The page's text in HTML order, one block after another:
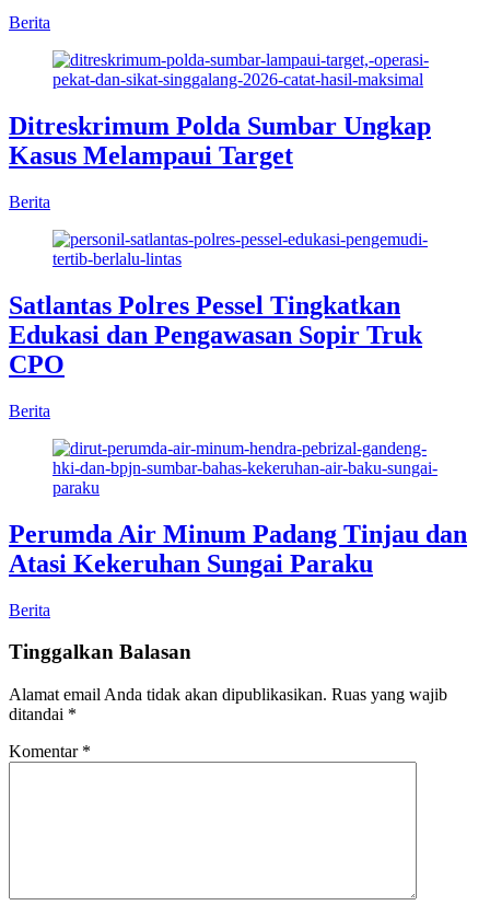
Berita
Ditreskrimum Polda Sumbar Ungkap
Kasus Melampaui Target
Berita
Satlantas Polres Pessel Tingkatkan
Edukasi dan Pengawasan Sopir Truk
CPO
Berita
Perumda Air Minum Padang Tinjau dan
Atasi Kekeruhan Sungai Paraku
Berita
Tinggalkan Balasan
Alamat email Anda tidak akan dipublikasikan. Ruas yang wajib
ditandai *
Komentar *